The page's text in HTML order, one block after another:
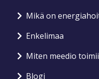
Mikä on
Enkelimaa
Miten meedio toimii
Blogi